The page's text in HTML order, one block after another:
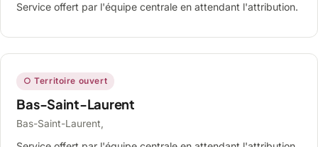
Service offert par l'équipe centrale en attendant l'attribution.
○ Territoire ouvert
Bas-Saint-Laurent
Bas-Saint-Laurent,